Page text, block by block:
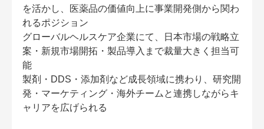
を活かし、医薬品の価値向上に事業開発側から関わ
れるポジション
グローバルヘルスケア企業にて、日本市場の戦略立
案・新規市場開拓・製品導入まで裁量大きく担当可
能
製剤・DDS・添加剤など成長領域に携わり、研究開
発・マーケティング・海外チームと連携しながらキ
ャリアを広げられる